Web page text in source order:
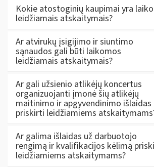
Kokie atostoginių kaupimai yra
leidžiamais atskaitymais?
Ar atvirukų įsigijimo ir siuntimo
sąnaudos gali būti laikomos
leidžiamais atskaitymais?
Ar gali užsienio atlikėjų koncertus
organizuojanti įmonė šių atlikėjų
maitinimo ir apgyvendinimo išlaidas
priskirti leidžiamiems
Ar galima išlaidas už darbuotojo
rengimą ir kvalifikacijos kėlimą
leidžiamiems atskaitymams?